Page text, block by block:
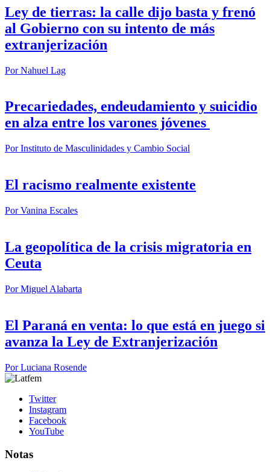
Ley de tierras: la calle dijo basta y frenó
al Gobierno con su intento de más
extranjerización
PorNahuel Lag
Precariedades, endeudamiento y suicidio
en alza entre los varones jóvenes
PorInstituto de Masculinidades y Cambio Social
El racismo realmente existente
PorVanina Escales
La geopolítica de la crisis migratoria en
Ceuta
PorMiguel Alabarta
El Paraná en venta: lo que está en juego si
avanza la Ley de Extranjerización
PorLuciana Rosende
Twitter
Instagram
Facebook
YouTube
Notas